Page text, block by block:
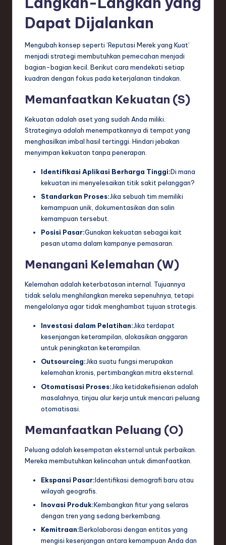
Dapat Dijalankan
Mengubah konsep seperti ‘Reputasi Merek yang Kuat’
menjadi strategi membutuhkan pemecahan menjadi
bagian-bagian kecil. Berikut cara mendekati setiap
kuadran dengan fokus pada keterjalanan tindakan.
Memanfaatkan Kekuatan (S)
Kekuatan adalah aset yang sudah Anda miliki.
Strateginya adalah menempatkannya di tempat yang
menghasilkan imbal hasil tertinggi. Hindari jebakan
menyimpan kekuatan tanpa penerapan.
Identifikasi Aplikasi Berharga Tinggi:Di mana
kekuatan ini menyelesaikan titik sakit pelanggan?
Standarkan Proses:Jika sebuah tim memiliki
kemampuan unik, dokumentasikan dan salin
kemampuan tersebut.
Posisi Pasar:Gunakan kekuatan sebagai kait
pesan utama dalam kampanye pemasaran.
Menangani Kelemahan (W)
Kelemahan adalah keterbatasan internal. Tujuannya
tidak selalu menghilangkan mereka sepenuhnya, tetapi
mengelolanya agar tidak menghambat tujuan strategis.
Investasi dalam Pelatihan:Jika terdapat
kesenjangan keterampilan, alokasikan anggaran
untuk peningkatan keterampilan.
Outsourcing:Jika suatu fungsi merupakan
kelemahan kronis, pertimbangkan mitra eksternal.
Otomatisasi Proses:Jika ketidakefisienan adalah
masalahnya, tinjau alur kerja untuk mencari peluang
otomatisasi.
Memanfaatkan Peluang (O)
Peluang adalah kesempatan eksternal untuk perbaikan.
Mereka membutuhkan kelincahan untuk dimanfaatkan.
Ekspansi Pasar:Identifikasi demografi baru atau
wilayah geografis.
Inovasi Produk:Kembangkan fitur yang selaras
dengan tren yang sedang berkembang.
Kemitraan:Berkolaborasi dengan entitas yang
mengisi kesenjangan antara kemampuan Anda dan